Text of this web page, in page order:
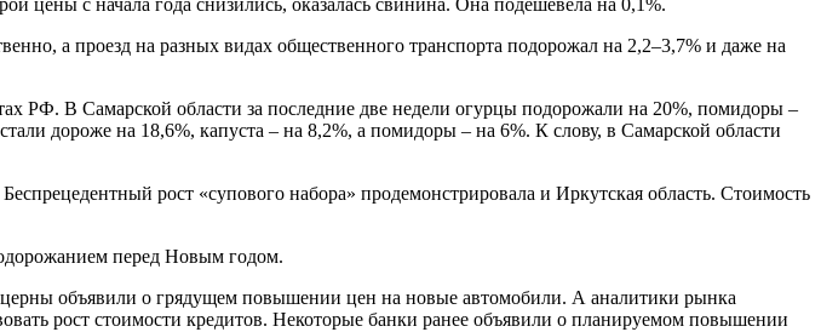
цены с начала года снизились, оказалась свинина. Она подешевела на 0,1%.
а проезд на разных видах общественного транспорта подорожал на 2,2–3,7% и даже на
РФ. В Самарской области за последние две недели огурцы подорожали на 20%, помидоры –
дороже на 18,6%, капуста – на 8,2%, а помидоры – на 6%. К слову, в Самарской области
рост «супового набора» продемонстрировала и Иркутская область. Стоимость
перед Новым годом.
объявили о грядущем повышении цен на новые автомобили. А аналитики рынка
рост стоимости кредитов. Некоторые банки ранее объявили о планируемом повышении